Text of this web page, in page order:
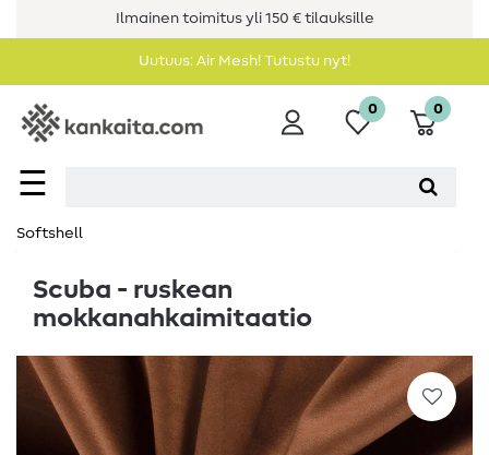
Ilmainen toimitus yli 150 € tilauksille
Uutuus: Air Mesh! Tutustu nyt!
☰
0 0
Softshell
Scuba - ruskean
mokkanahkaimitaatio